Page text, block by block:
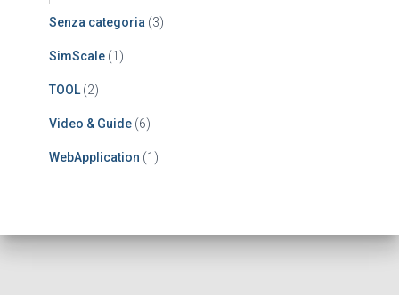
Senza categoria (3)
SimScale (1)
TOOL (2)
Video & Guide (6)
WebApplication (1)